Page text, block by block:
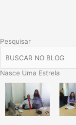
Pesquisar
Nasce Uma Estrela